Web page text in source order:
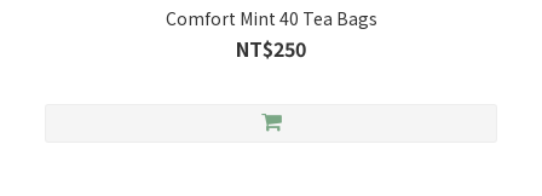
Comfort Mint 40 Tea Bags
NT$250